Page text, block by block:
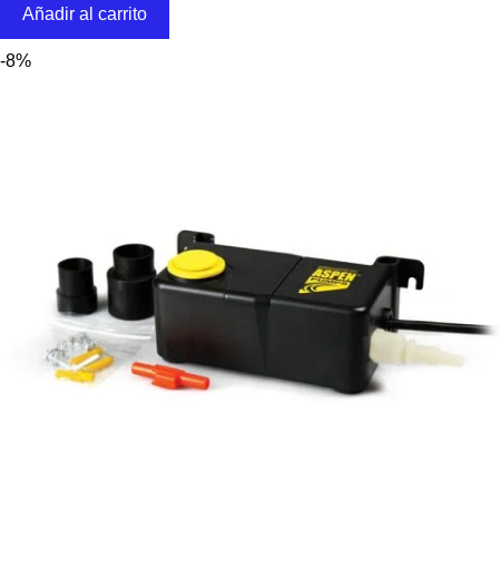
Añadir al carrito
-8%